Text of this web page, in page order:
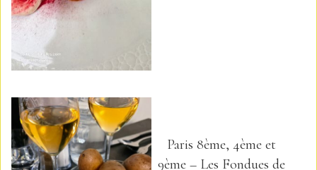
Paris 8ème, 4ème et
9ème – Les Fondues de